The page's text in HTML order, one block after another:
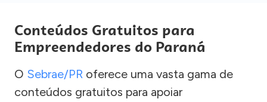
Conteúdos Gratuitos para
Empreendedores do Paraná
O Sebrae/PR oferece uma vasta gama de
conteúdos gratuitos para apoiar